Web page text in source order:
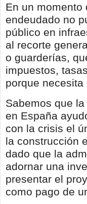
En un momento
endeudado no
público en
al recorte
o guarderías,
impuestos,
porque necesita
Sabemos que
en España
con la crisis el
la construcción
dado que la
adornar una
presentar el
como pago de